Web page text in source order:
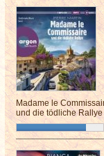
Madame le
und die tödliche Rallye